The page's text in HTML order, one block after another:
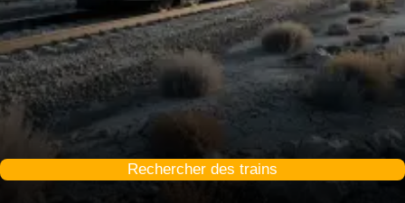
Rechercher des trains